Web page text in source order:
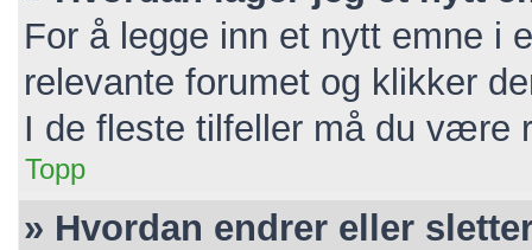
For å legge inn et nytt emne i
relevante forumet og klikker
I de fleste tilfeller må du være
Topp
» Hvordan endrer eller